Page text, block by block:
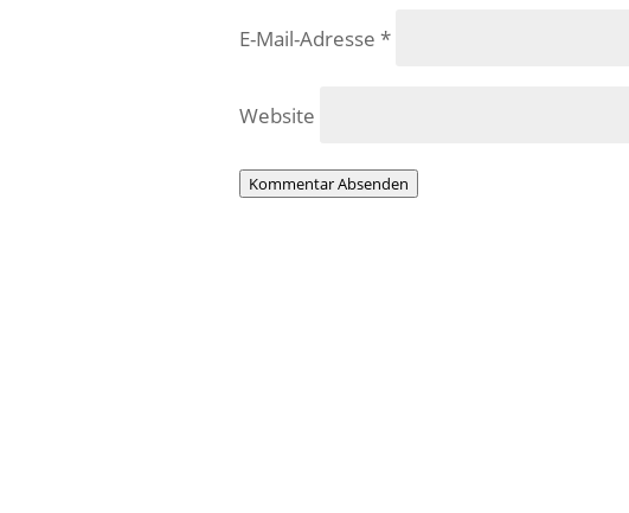
E-Mail-Adresse *
Website
Kommentar Absenden